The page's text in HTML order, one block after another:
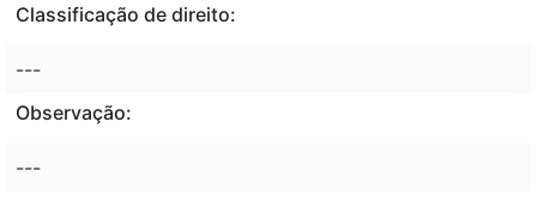
Classificação de direito:
---
Observação:
---